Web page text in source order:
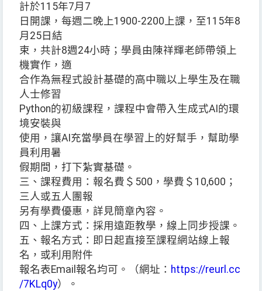
計於115年7月7
日開課，每週二晚上1900-2200上課，至115年8
月25日結
束，共計8週24小時；學員由陳祥輝老師帶領上
機實作，適
合作為無程式設計基礎的高中職以上學生及在職
人士修習
Python的初級課程，課程中會帶入生成式AI的環
境安裝與
使用，讓AI充當學員在學習上的好幫手，幫助學
員利用暑
假期間，打下紮實基礎。
三、課程費用：報名費＄500，學費＄10,600；
三人或五人團報
另有學費優惠，詳見簡章內容。
四、上課方式：採用遠距教學，線上同步授課。
五、報名方式：即日起直接至課程網站線上報
名，或利用附件
報名表Email報名均可。（網址： https://reurl.cc
/7KLq0y）。